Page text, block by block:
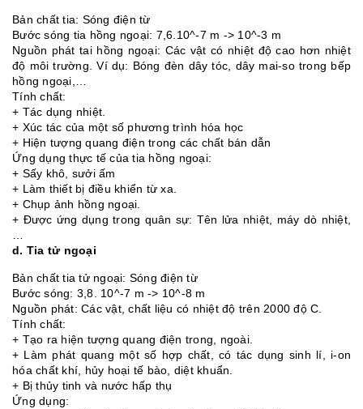
Bản chất tia: Sóng điện từ
Bước sóng tia hồng ngoại: 7,6.10^-7 m -> 10^-3 m
Nguồn phát tai hồng ngoại: Các vật có nhiệt độ cao hơn nhiệt
độ môi trường. Ví dụ: Bóng đèn dây tóc, dây mai-so trong bếp
hồng ngoại,…
Tính chất:
+ Tác dụng nhiệt.
+ Xúc tác của một số phương trình hóa học
+ Hiện tượng quang điện trong các chất bán dẫn
Ứng dụng thực tế của tia hồng ngoại:
+ Sấy khô, sưởi ấm
+ Làm thiết bị điều khiển từ xa.
+ Chụp ảnh hồng ngoại.
+ Được ứng dụng trong quân sự: Tên lửa nhiệt, máy dò nhiệt,
…
d. Tia tử ngoại
Bản chất tia tử ngoại: Sóng điện từ
Bước sóng: 3,8. 10^-7 m -> 10^-8 m
Nguồn phát: Các vật, chất liệu có nhiệt độ trên 2000 độ C.
Tính chất:
+ Tạo ra hiện tượng quang điện trong, ngoài.
+ Làm phát quang một số hợp chất, có tác dụng sinh lí, i-on
hóa chất khí, hủy hoại tế bào, diệt khuẩn.
+ Bị thủy tinh và nước hấp thụ
Ứng dụng: